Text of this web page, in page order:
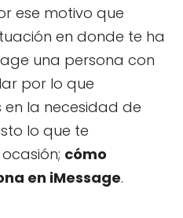
ese motivo que
en donde te ha
una persona con
por lo que
la necesidad de
lo que te
cómo
en iMessage.